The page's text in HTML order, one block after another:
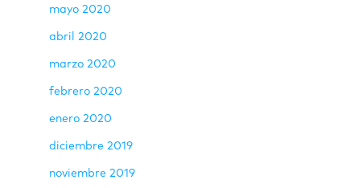
mayo 2020
abril 2020
marzo 2020
febrero 2020
enero 2020
diciembre 2019
noviembre 2019